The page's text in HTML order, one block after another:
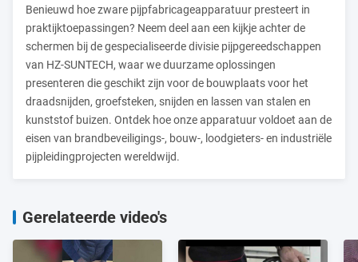
Benieuwd hoe zware pijpfabricageapparatuur presteert in
praktijktoepassingen? Neem deel aan een kijkje achter de
schermen bij de gespecialiseerde divisie pijpgereedschappen
van HZ-SUNTECH, waar we duurzame oplossingen
presenteren die geschikt zijn voor de bouwplaats voor het
draadsnijden, groefsteken, snijden en lassen van stalen en
kunststof buizen. Ontdek hoe onze apparatuur voldoet aan de
eisen van brandbeveiligings-, bouw-, loodgieters- en industriële
pijpleidingprojecten wereldwijd.
Gerelateerde video's